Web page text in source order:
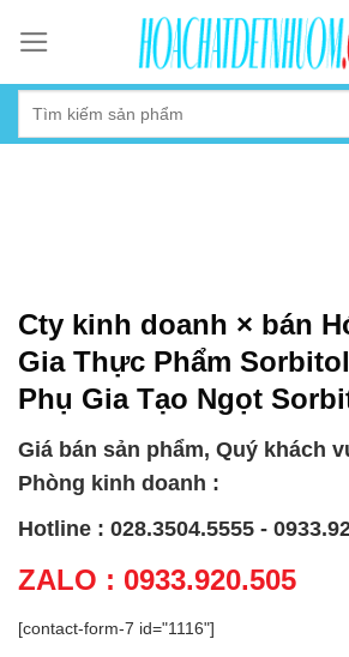
content
Cty kinh doanh × bán
Gia Thực Phẩm
Phụ Gia Tạo Ngọt
Giá bán sản phẩm, Quý khách
Phòng kinh doanh :
Hotline : 028.3504.5555 -
ZALO : 0933.920.505
[contact-form-7 id="1116"]